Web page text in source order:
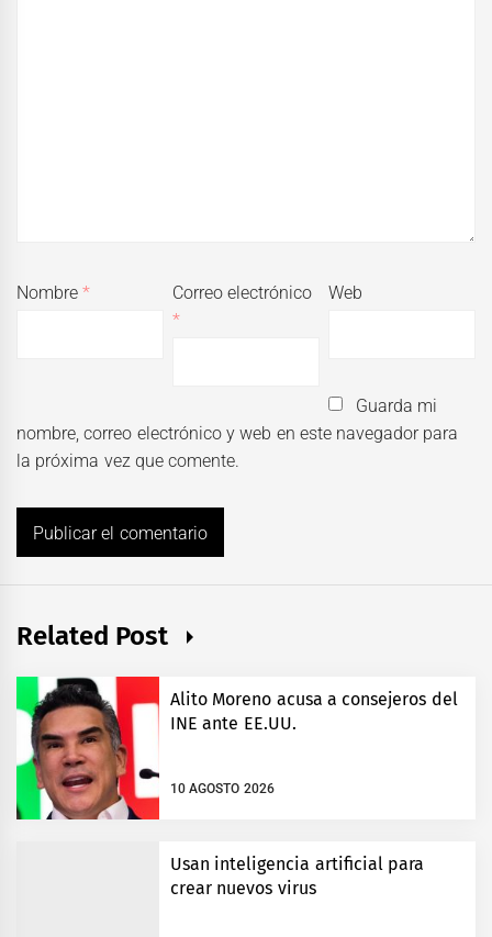
Nombre*
Correo electrónico
*
Web
Guarda mi
nombre, correo electrónico y web en este navegador para
la próxima vez que comente.
Related Post
Alito Moreno acusa a consejeros del
INE ante EE.UU.
10 AGOSTO 2026
Usan inteligencia artificial para
crear nuevos virus